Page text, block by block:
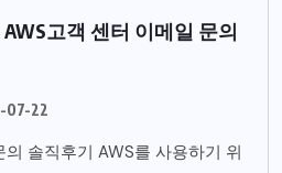
고객 센터 이메일 문의
07-22
솔직후기 AWS를 사용하기 위